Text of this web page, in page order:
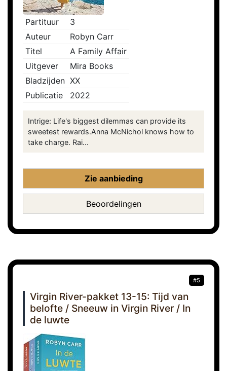
Partituur
3
Auteur
Robyn Carr
Titel
A Family Affair
Uitgever
Mira Books
Bladzijden XX
Publicatie
2022
Intrige: Life's biggest dilemmas can provide its
sweetest rewards.Anna McNichol knows how to
take charge. Rai...
Zie aanbieding
Beoordelingen
#5
Virgin River-pakket 13-15: Tijd van
belofte / Sneeuw in Virgin River / In
de luwte